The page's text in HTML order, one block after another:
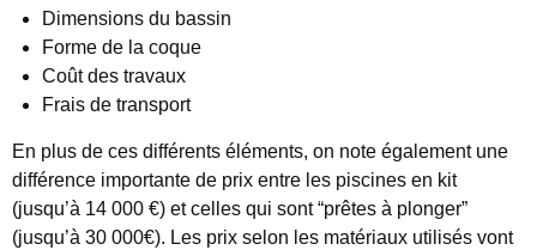
Dimensions du bassin
Forme de la coque
Coût des travaux
Frais de transport
En plus de ces différents éléments, on note également une
différence importante de prix entre les piscines en kit
(jusqu’à 14 000 €) et celles qui sont “prêtes à plonger”
(jusqu’à 30 000€). Les prix selon les matériaux utilisés vont